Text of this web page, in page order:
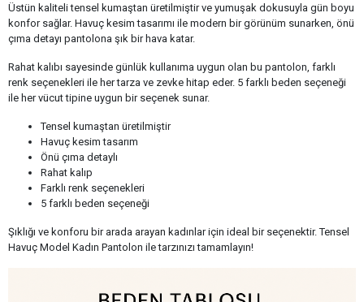
Üstün kaliteli tensel kumaştan üretilmiştir ve yumuşak dokusuyla gün boyu
konfor sağlar. Havuç kesim tasarımı ile modern bir görünüm sunarken, önü
çıma detayı pantolona şık bir hava katar.
Rahat kalıbı sayesinde günlük kullanıma uygun olan bu pantolon, farklı
renk seçenekleri ile her tarza ve zevke hitap eder. 5 farklı beden seçeneği
ile her vücut tipine uygun bir seçenek sunar.
Tensel kumaştan üretilmiştir
Havuç kesim tasarım
Önü çıma detaylı
Rahat kalıp
Farklı renk seçenekleri
5 farklı beden seçeneği
Şıklığı ve konforu bir arada arayan kadınlar için ideal bir seçenektir. Tensel
Havuç Model Kadın Pantolon ile tarzınızı tamamlayın!